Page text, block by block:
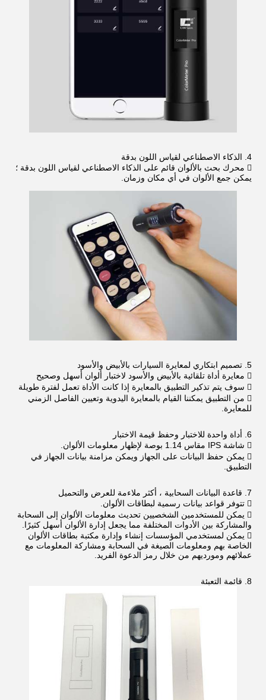
4. الذكاء الاصطناعي لقياس اللون بدقة
 محرك بحث بالألوان قائم على الذكاء الاصطناعي لقياس اللون بدقة ؛
يمكن جمع الألوان في أي مكان وزمان.
5. تصميم ابتكاري لمعايرة السيارات بالأبيض والأسود
 معايرة أداة تلقائية بالأبيض والأسود لاختبار ألوان أسهل وصحيح
 سوف يتم تذكير التطبيق بالمعايرة إذا كانت الأداة تعمل لفترة طويلة
 من التطبيق يمكننا القيام بالمعايرة اليدوية وتعيين الفاصل الزمني
للمعايرة.
6. أداة واحدة للاختبار وحفظ قيمة الاختبار
 شاشة IPS مقاس 1.14 بوصة لإظهار معلومات الألوان.
 يمكن حفظ البيانات على الجهاز ويمكن مزامنة بيانات الجهاز في
التطبيق.
7. قاعدة البيانات السحابية ، أكثر ملاءمة للعرض والتحميل
 تتوفر قواعد بيانات رسمية لبطاقات الألوان.
 يمكن للمستخدمين الشخصيين تحديث معلومات الألوان إلى السحابة
والمشاركة بين الأدوات المختلفة مما يجعل إدارة الألوان أسهل كثيرًا.
 يمكن لمستخدمي المؤسسات إنشاء وإدارة مكتبة بطاقات الألوان
الخاصة بهم ومعلومات الصيغة في السحابة ومشاركة المعلومات مع
عملائهم ومورديهم من خلال رمز الدعوة الفريد.
8. قائمة التعبئة